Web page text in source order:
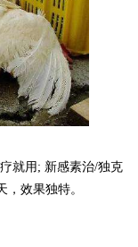
就用; 新感素治/独克
，效果独特。